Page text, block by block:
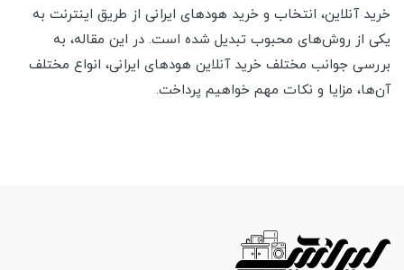
خرید آنلاین، انتخاب و خرید هودهای ایرانی از طریق اینترنت به
یکی از روش‌های محبوب تبدیل شده است. در این مقاله، به
بررسی جوانب مختلف خرید آنلاین هودهای ایرانی، انواع مختلف
آن‌ها، مزایا و نکات مهم خواهیم پرداخت.